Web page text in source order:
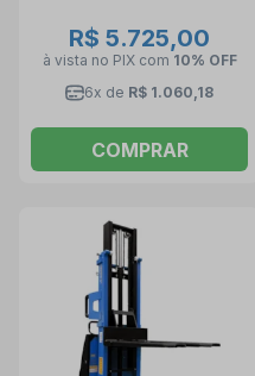
R$ 5.725,00
à vista no PIX com 10% OFF
6x de R$ 1.060,18
COMPRAR